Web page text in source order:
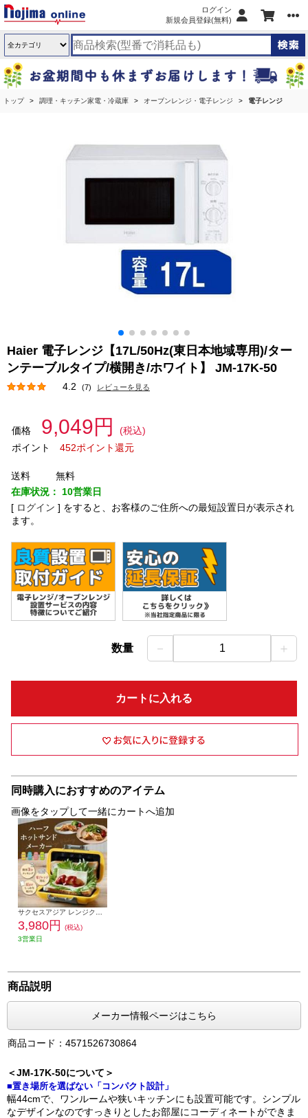
ログイン
新規会員登録(無料)
トップ 調理・キッチン家電・冷蔵庫 オーブンレンジ・電子レンジ 電子レンジ
Haier 電子レンジ【17L/50Hz(東日本地域専用)/ター
ンテーブルタイプ/横開き/ホワイト】 JM-17K-50
4.2 (7) レビューを見る
価格 9,049円
(税込)
ポイント
452ポイント還元
送料
無料
在庫状況： 10営業日
[ ログイン ] をすると、お客様のご住所への最短設置日が表示され
ます。
数量 － 1 ＋
カートに入れる
同時購入におすすめのアイテム
画像をタップして一緒にカートへ追加
3,980円
(税込)
3営業日
商品説明
メーカー情報ページはこちら
商品コード：4571526730864
＜JM-17K-50について＞
■置き場所を選ばない「コンパクト設計」
幅44cmで、ワンルームや狭いキッチンにも設置可能です。シンプル
なデザインなのですっきりとしたお部屋にコーディネートができま